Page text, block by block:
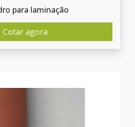
para laminação
Cotar agora